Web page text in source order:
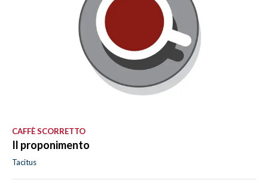
CAFFÈ SCORRETTO
Il proponimento
Tacitus